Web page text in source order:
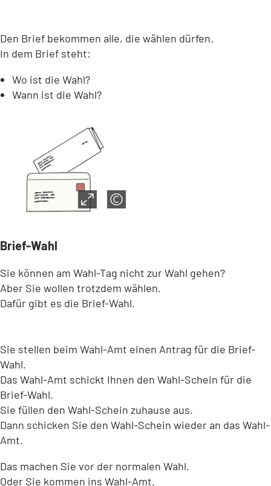
Den Brief bekommen alle, die wählen dürfen.
In dem Brief steht:
Wo ist die Wahl?
Wann ist die Wahl?
Brief-Wahl
Sie können am Wahl-Tag nicht zur Wahl gehen?
Aber Sie wollen trotzdem wählen.
Dafür gibt es die Brief-Wahl.
Sie stellen beim Wahl-Amt einen Antrag für die Brief-
Wahl.
Das Wahl-Amt schickt Ihnen den Wahl-Schein für die
Brief-Wahl.
Sie füllen den Wahl-Schein zuhause aus.
Dann schicken Sie den Wahl-Schein wieder an das Wahl-
Amt.
Das machen Sie vor der normalen Wahl.
Oder Sie kommen ins Wahl-Amt.